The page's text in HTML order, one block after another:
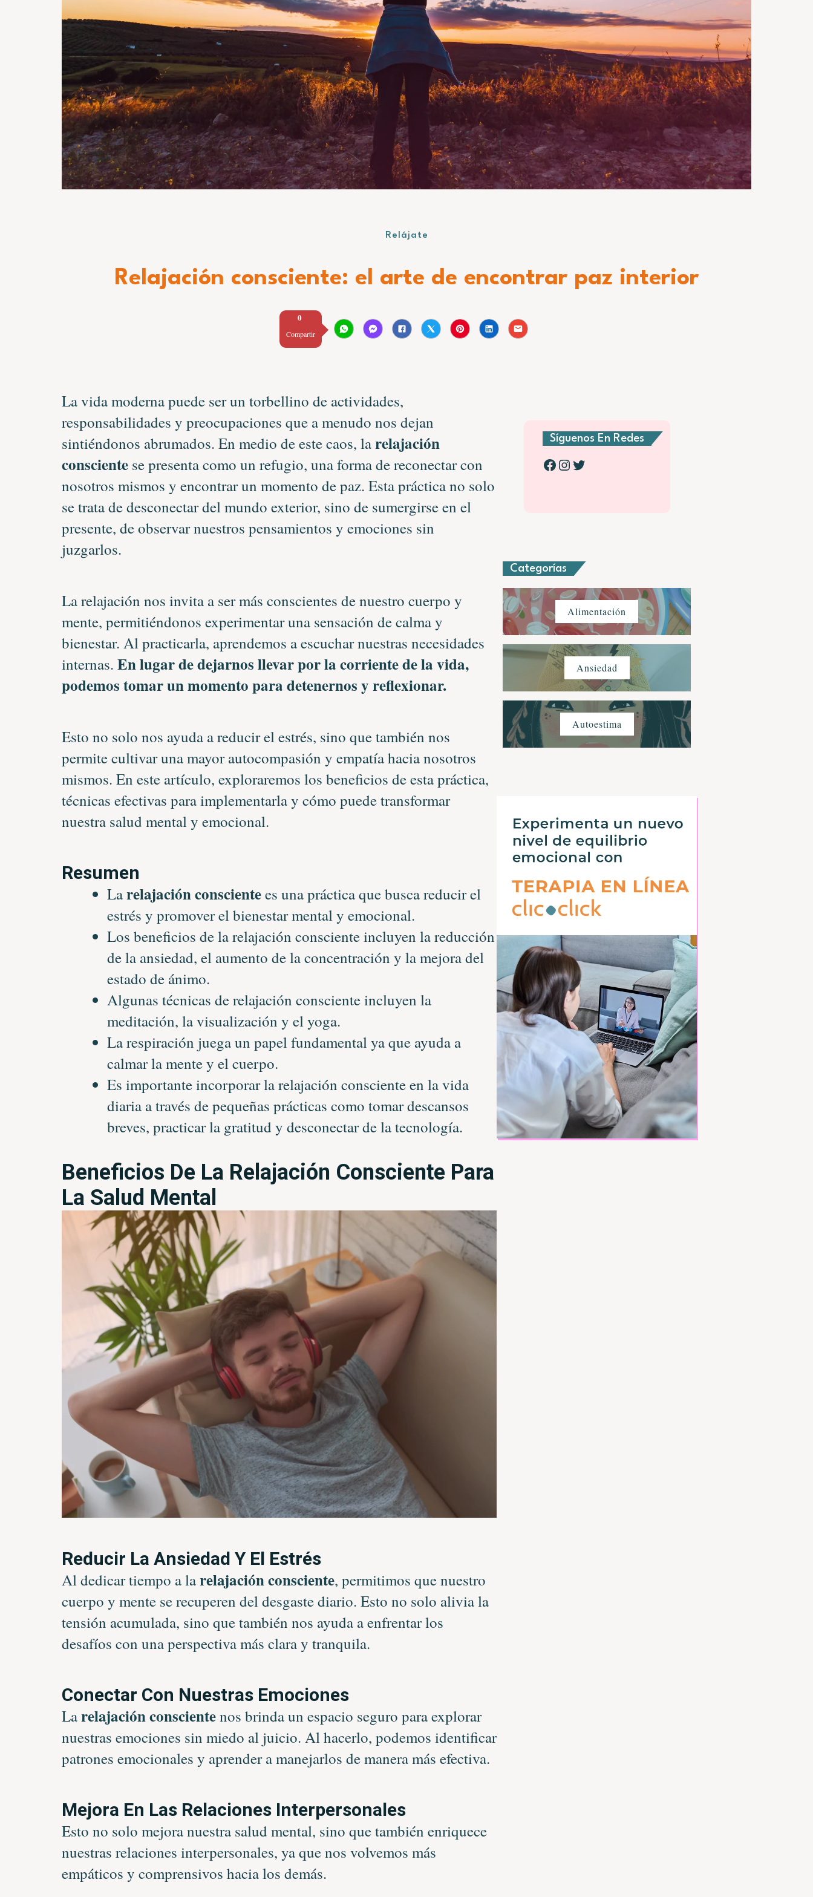
Relájate
Relajación consciente: el arte de encontrar paz interior
0
Compartir
La vida moderna puede ser un torbellino de actividades,
responsabilidades y preocupaciones que a menudo nos dejan
sintiéndonos abrumados. En medio de este caos, larelajación
consciente se presenta como un refugio, una forma de reconectar con
nosotros mismos y encontrar un momento de paz. Esta práctica no solo
se trata de desconectar del mundo exterior, sino de sumergirse en el
presente, de observar nuestros pensamientos y emociones sin
juzgarlos.
La relajación nos invita a ser más conscientes de nuestro cuerpo y
mente, permitiéndonos experimentar una sensación de calma y
bienestar. Al practicarla, aprendemos a escuchar nuestras necesidades
internas. En lugar de dejarnos llevar por la corriente de la vida,
podemos tomar un momento para detenernos y reflexionar.
Esto no solo nos ayuda a reducir el estrés, sino que también nos
permite cultivar una mayor autocompasión y empatía hacia nosotros
mismos. En este artículo, exploraremos los beneficios de esta práctica,
técnicas efectivas para implementarla y cómo puede transformar
nuestra salud mental y emocional.
Resumen
Larelajación conscientees una práctica que busca reducir el
estrés y promover el bienestar mental y emocional.
Los beneficios de la relajación consciente incluyen la reducción
de la ansiedad, el aumento de la concentración y la mejora del
estado de ánimo.
Algunas técnicas de relajación consciente incluyen la
meditación, la visualización y el yoga.
La respiración juega un papel fundamental ya que ayuda a
calmar la mente y el cuerpo.
Es importante incorporar la relajación consciente en la vida
diaria a través de pequeñas prácticas como tomar descansos
breves, practicar la gratitud y desconectar de la tecnología.
Beneficios De La Relajación Consciente Para
La Salud Mental
Reducir La Ansiedad Y El Estrés
Al dedicar tiempo a larelajación consciente, permitimos que nuestro
cuerpo y mente se recuperen del desgaste diario. Esto no solo alivia la
tensión acumulada, sino que también nos ayuda a enfrentar los
desafíos con una perspectiva más clara y tranquila.
Conectar Con Nuestras Emociones
Larelajación conscientenos brinda un espacio seguro para explorar
nuestras emociones sin miedo al juicio. Al hacerlo, podemos identificar
patrones emocionales y aprender a manejarlos de manera más efectiva.
Mejora En Las Relaciones Interpersonales
Esto no solo mejora nuestra salud mental, sino que también enriquece
nuestras relaciones interpersonales, ya que nos volvemos más
empáticos y comprensivos hacia los demás.
Síguenos En Redes
Facebook
Instagram
Twitter
Categorías
Alimentación
Ansiedad
Autoestima